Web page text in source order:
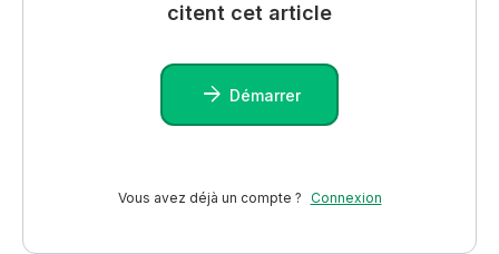
citent cet article
Démarrer
Vous avez déjà un compte ? Connexion